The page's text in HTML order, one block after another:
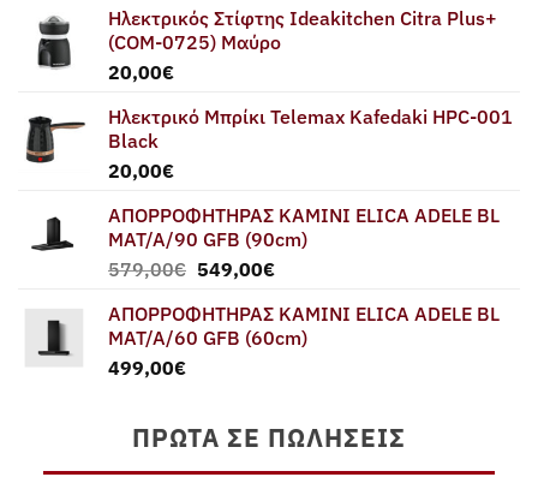
Ηλεκτρικός Στίφτης Ideakitchen Citra Plus+
(COM-0725) Μαύρο
20,00€
Ηλεκτρικό Μπρίκι Telemax Kafedaki HPC-001
Black
20,00€
ΑΠΟΡΡΟΦΗΤΗΡΑΣ ΚΑΜΙΝΙ ELICA ADELE BL
MAT/A/90 GFB (90cm)
579,00€ Original
was:
579,00€.
549,00€Η
τιμή
είναι:
ΑΠΟΡΡΟΦΗΤΗΡΑΣ ΚΑΜΙΝΙ ELICA ADELE BL
MAT/A/60 GFB (60cm)
499,00€
ΠΡΏΤΑ ΣΕ ΠΩΛΉΣΕΙΣ